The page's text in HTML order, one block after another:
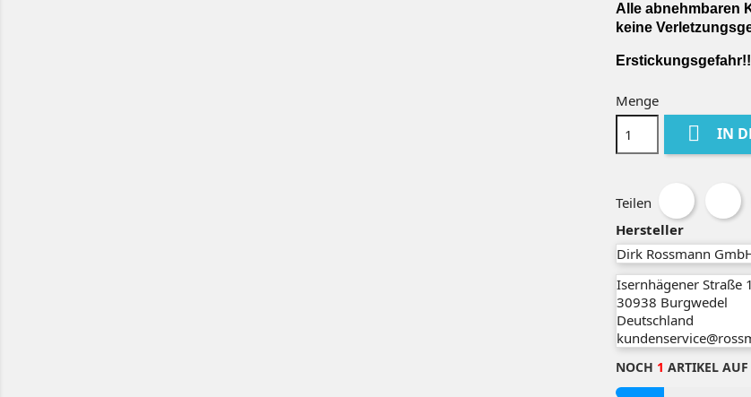
Alle abnehmbaren
keine
Erstickungsgefahr!!
Menge
 IN
Teilen
Hersteller
Dirk Rossmann
Isernhägener Straße
30938 Burgwedel
Deutschland
NOCH 1 ARTIKEL AUF